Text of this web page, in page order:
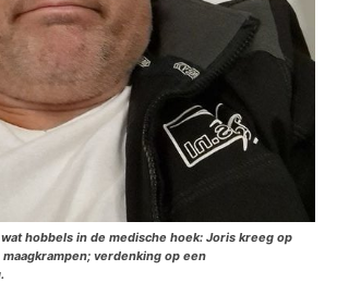
hobbels in de medische hoek: Joris kreeg op
verdenking op een